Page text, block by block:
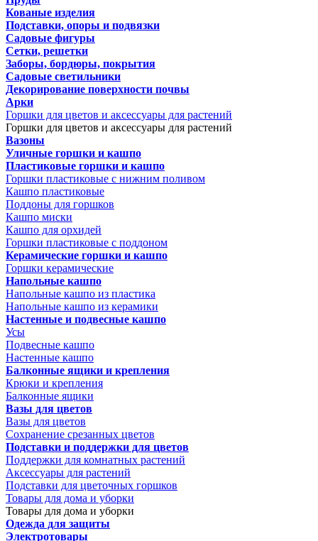
Кованые изделия
Подставки, опоры и подвязки
Садовые фигуры
Сетки, решетки
Заборы, бордюры, покрытия
Садовые светильники
Декорирование поверхности почвы
Арки
Горшки для цветов и аксессуары для растений
Горшки для цветов и аксессуары для растений
Вазоны
Уличные горшки и кашпо
Пластиковые горшки и кашпо
Горшки пластиковые с нижним поливом
Кашпо пластиковые
Поддоны для горшков
Кашпо миски
Кашпо для орхидей
Горшки пластиковые с поддоном
Керамические горшки и кашпо
Горшки керамические
Напольные кашпо
Напольные кашпо из пластика
Напольные кашпо из керамики
Настенные и подвесные кашпо
Усы
Подвесные кашпо
Настенные кашпо
Балконные ящики и крепления
Крюки и крепления
Балконные ящики
Вазы для цветов
Вазы для цветов
Сохранение срезанных цветов
Подставки и поддержки для цветов
Поддержки для комнатных растений
Аксессуары для растений
Подставки для цветочных горшков
Товары для дома и уборки
Товары для дома и уборки
Одежда для защиты
Электротовары